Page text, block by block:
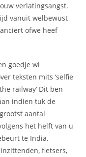
verlatingsangst.
vanuit welbewust
ofwe heef
goedje wi
teksten mits ‘selfie
railway’ Dit ben
indien tuk de
aantal
het helft van u
te India.
fietsers,